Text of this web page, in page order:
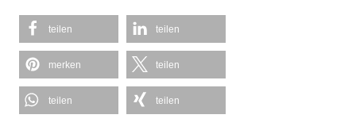
teilen teilen
merken teilen
teilen teilen